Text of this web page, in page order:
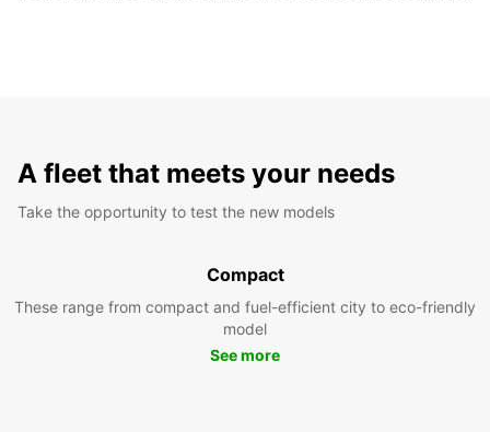
A fleet that meets your needs
Take the opportunity to test the new models
Compact
These range from compact and fuel-efficient city to eco-friendly
model
See more